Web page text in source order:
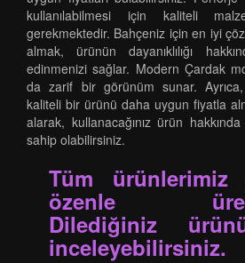
kullanılabilmesi için kaliteli
gerekmektedir. Bahçeniz için en iyi
almak, ürünün dayanıklılığı
edinmenizi sağlar. Modern Çardak
da zarif bir görünüm sunar.
kaliteli bir ürünü daha uygun fiyatla
alarak, kullanacağınız ürün hakkında
sahip olabilirsiniz.
Tüm
özenle
Dilediğiniz
inceleyebilirsiniz.